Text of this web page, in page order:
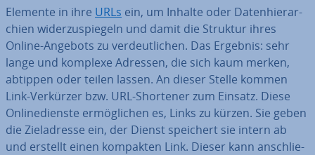
Elemente in ihre URLs ein, um Inhalte oder Da­ten­hier­ar­
chien wi­der­zu­spie­geln und damit die Struktur ihres
Online-Angebots zu ver­deut­li­chen. Das Ergebnis: sehr
lange und komplexe Adressen, die sich kaum merken,
abtippen oder teilen lassen. An dieser Stelle kommen
Link-Verkürzer bzw. URL-Shortener zum Einsatz. Diese
On­line­diens­te er­mög­li­chen es, Links zu kürzen. Sie geben
die Ziel­adres­se ein, der Dienst speichert sie intern ab
und erstellt einen kompakten Link. Dieser kann an­schlie­